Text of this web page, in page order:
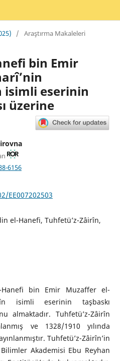
/ Araştırma Makaleleri
bin Emir
isimli eserinin
üzerine
6156
EE007202503
el-Hanefi, Tuhfetü’z-Zâirîn,
Hanefi bin Emir Muzaffer el-
isimli eserinin taşbaskı
almaktadır. Tuhfetü’z-Zâirîn
ve 1328/1910 yılında
Tuhfetü’z-Zâirîn’in
Akademisi Ebu Reyhan